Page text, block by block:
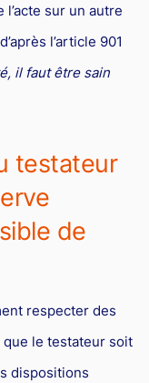
sur un autre
l’article 901
il faut être sain
testateur
de
respecter des
le testateur soit
dispositions